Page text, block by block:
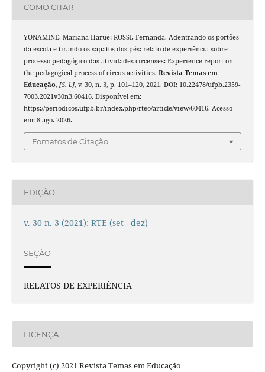
COMO CITAR
YONAMINE, Mariana Harue; ROSSI, Fernanda. Adentrando os portões
da escola e tirando os sapatos dos pés: relato de experiência sobre
processo pedagógico das atividades circenses: Experience report on
the pedagogical process of circus activities. Revista Temas em
Educação, [S. l.], v. 30, n. 3, p. 101–120, 2021. DOI: 10.22478/ufpb.2359-
7003.2021v30n3.60416. Disponível em:
https://periodicos.ufpb.br/index.php/rteo/article/view/60416. Acesso
em: 8 ago. 2026.
Fomatos de Citação
EDIÇÃO
v. 30 n. 3 (2021): RTE (set - dez)
SEÇÃO
RELATOS DE EXPERIÊNCIA
LICENÇA
Copyright (c) 2021 Revista Temas em Educação